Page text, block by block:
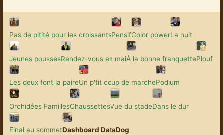
Pas de pitité pour les croissantsPensifColor powerLa nuit
Jeunes poussesRendez-vous en maiÀ la bonne franquettePlouf
Les deux font la paireUn p'tit coup de marchePodium
Orchidées FamillesChaussettesVue du stadeDans le dur
Final au sommetDashboard DataDog